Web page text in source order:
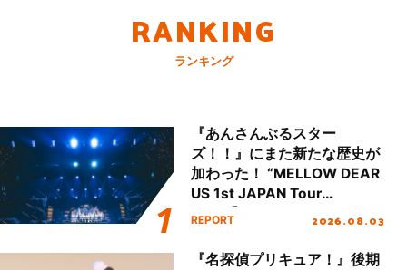
RANKING
ランキング
『あんさんぶるスター
ズ！！』にまた新たな歴史が
加わった！ “MELLOW DEAR
US 1st JAPAN Tour
Final「NICE to meet YOU
ート!!
REPORT 2026.08.03
『名探偵プリキュア！』後期